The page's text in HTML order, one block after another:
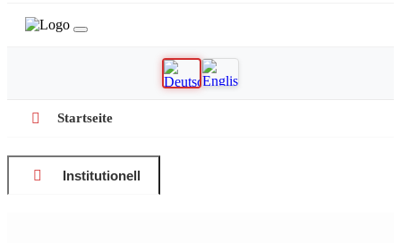
Startseite
Institutionell